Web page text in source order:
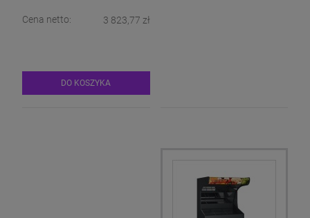
Cena netto: 3 823,77 zł
DO KOSZYKA